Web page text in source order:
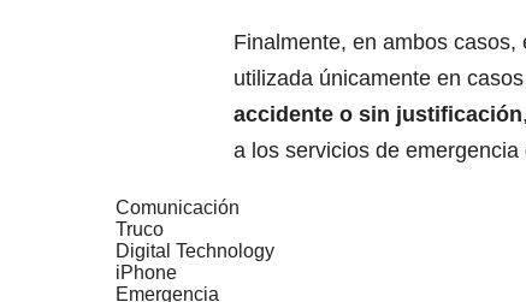
Finalmente, en ambos
utilizada únicamente en
accidente o sin justificación
a los servicios de emergencia
Comunicación
Truco
Digital Technology
iPhone
Emergencia